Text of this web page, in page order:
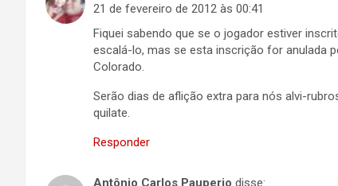
21 de fevereiro de 2012 às 00:41
Fiquei sabendo que se o jogador estiver
escalá-lo, mas se esta inscrição for anulada
Colorado.
Serão dias de aflição extra para nós alvi-
quilate.
Responder
Antônio Carlos Pauperio disse: